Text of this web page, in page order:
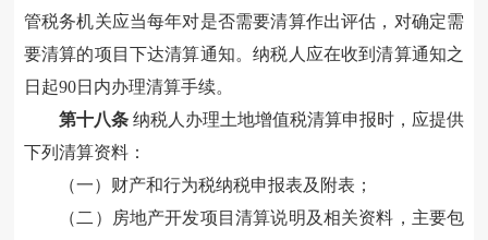
管税务机关应当每年对是否需要清算作出评估 ， 对确定需
要清算的项目下达清算通知。纳税人应在收到清算通知之
日起90日内办理清算手续。
第十八条纳税人办理土地增值税清算申报时，应提供
下列清算资料：
（一）财产和行为税纳税申报表及附表 ；
（二）房地产开发项目清算说明及相关资料，主要包